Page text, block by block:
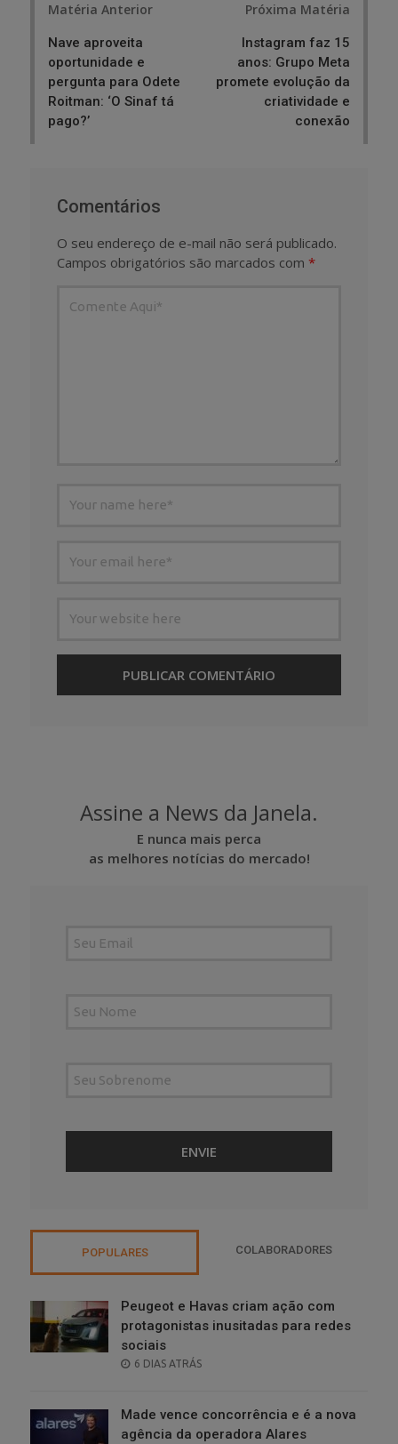
Matéria Anterior
Nave aproveita
oportunidade e
pergunta para Odete
Roitman: ‘O Sinaf tá
pago?’
Próxima Matéria
Instagram faz 15
anos: Grupo Meta
promete evolução da
criatividade e
conexão
Comentários
O seu endereço de e-mail não será publicado.
Campos obrigatórios são marcados com *
Assine a News da Janela.
E nunca mais perca
as melhores notícias do mercado!
POPULARES COLABORADORES
Peugeot e Havas criam ação com
protagonistas inusitadas para redes
sociais
POSTED
6 DIAS ATRÁS
Made vence concorrência e é a nova
agência da operadora Alares